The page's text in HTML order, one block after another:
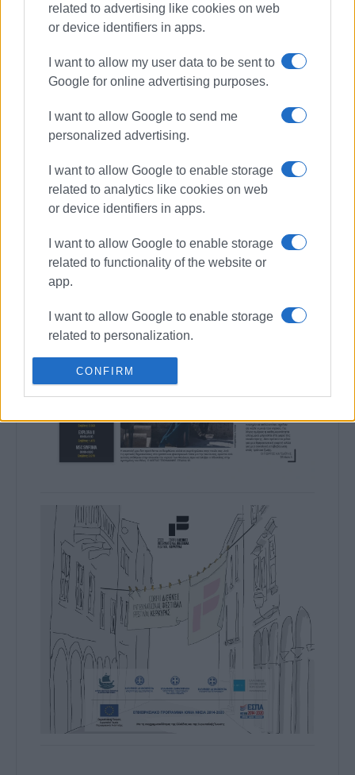
related to advertising like cookies on web
or device identifiers in apps.
I want to allow my user data to be sent to
Google for online advertising purposes.
I want to allow Google to send me
personalized advertising.
I want to allow Google to enable storage
related to analytics like cookies on web
or device identifiers in apps.
I want to allow Google to enable storage
related to functionality of the website or
app.
I want to allow Google to enable storage
related to personalization.
I want to allow Google to enable storage
related to security, including
prevention, and other user protection.
CONFIRM
Ακολουθήστε το enimerosi στοFacebook
Συνδρομητές στο e-paper